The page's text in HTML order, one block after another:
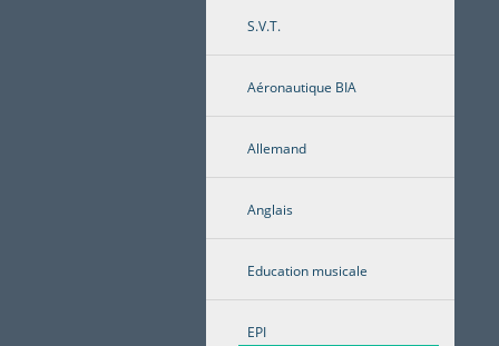
S.V.T.
Aéronautique BIA
Allemand
Anglais
Education musicale
EPI